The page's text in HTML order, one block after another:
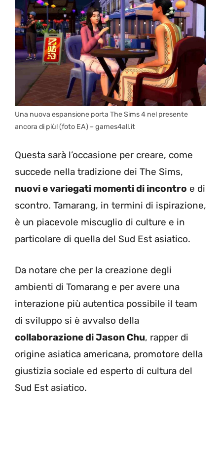
Una nuova espansione porta The Sims 4 nel presente
ancora di più! (foto EA) – games4all.it
Questa sarà l’occasione per creare, come
succede nella tradizione dei The Sims,
nuovi e variegati momenti di incontro e di
scontro. Tamarang, in termini di ispirazione,
è un piacevole miscuglio di culture e in
particolare di quella del Sud Est asiatico.
Da notare che per la creazione degli
ambienti di Tomarang e per avere una
interazione più autentica possibile il team
di sviluppo si è avvalso della
collaborazione di Jason Chu, rapper di
origine asiatica americana, promotore della
giustizia sociale ed esperto di cultura del
Sud Est asiatico.